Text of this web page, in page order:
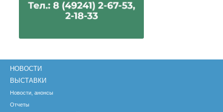
НОВОСТИ
ВЫСТАВКИ
Новости, анонсы
Отчеты